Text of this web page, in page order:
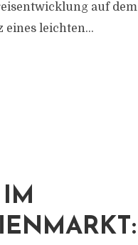
auf dem
leichten...